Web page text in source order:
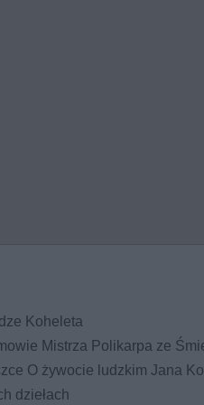
Koheleta
Mistrza Polikarpa ze
O żywocie ludzkim Jana
dziełach